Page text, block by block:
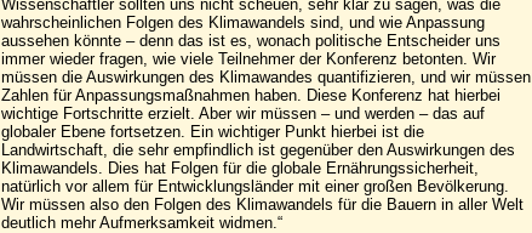
Wissenschaftler sollten uns nicht scheuen, sehr klar zu sagen, was die
wahrscheinlichen Folgen des Klimawandels sind, und wie Anpassung
aussehen könnte – denn das ist es, wonach politische Entscheider uns
immer wieder fragen, wie viele Teilnehmer der Konferenz betonten. Wir
müssen die Auswirkungen des Klimawandes quantifizieren, und wir müssen
Zahlen für Anpassungsmaßnahmen haben. Diese Konferenz hat hierbei
wichtige Fortschritte erzielt. Aber wir müssen – und werden – das auf
globaler Ebene fortsetzen. Ein wichtiger Punkt hierbei ist die
Landwirtschaft, die sehr empfindlich ist gegenüber den Auswirkungen des
Klimawandels. Dies hat Folgen für die globale Ernährungssicherheit,
natürlich vor allem für Entwicklungsländer mit einer großen Bevölkerung.
Wir müssen also den Folgen des Klimawandels für die Bauern in aller Welt
deutlich mehr Aufmerksamkeit widmen.“